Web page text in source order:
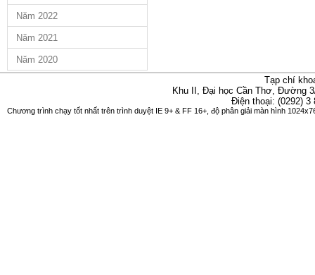
Năm 2022
Năm 2021
Năm 2020
Tạp chí
Khu II, Đại học Cần Thơ, Đường
Điện thoại: (0292)
Chương trình chạy tốt nhất trên trình duyệt IE 9+ & FF 16+, độ phân giải màn hình